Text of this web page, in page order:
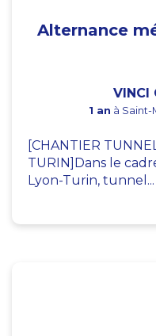
Alternance
1 an à Saint-
[CHANTIER
TURIN]Dans le
Lyon-Turin, tunnel...